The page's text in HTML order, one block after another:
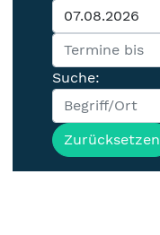
Suche:
Zurücksetzen